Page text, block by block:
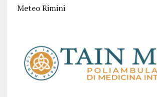
Meteo Rimini